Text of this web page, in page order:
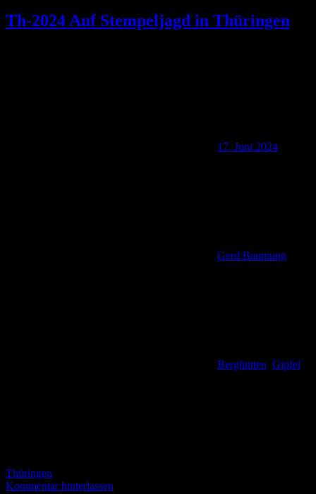
Th-2024 Auf Stempeljagd in Thüringen
17. Juni 2024
Gerd Baumung
Berghütten Gipfel
Thüringen
Kommentar hinterlassen